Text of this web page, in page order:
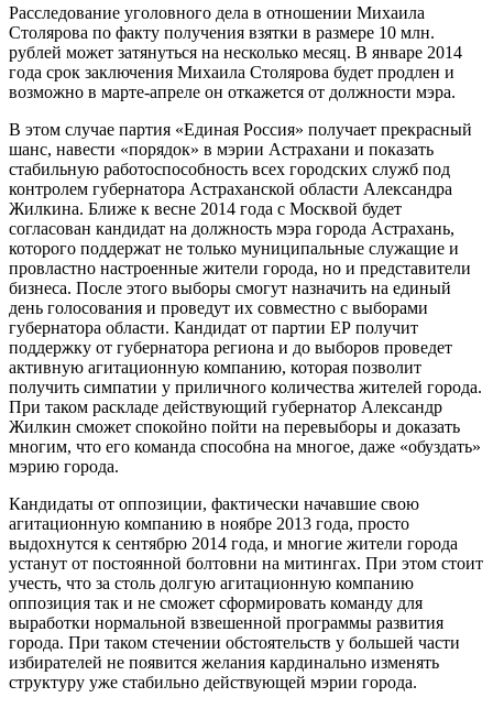
Расследование уголовного дела в отношении Михаила
Столярова по факту получения взятки в размере 10 млн.
рублей может затянуться на несколько месяц. В январе 2014
года срок заключения Михаила Столярова будет продлен и
возможно в марте-апреле он откажется от должности мэра.
В этом случае партия «Единая Россия» получает прекрасный
шанс, навести «порядок» в мэрии Астрахани и показать
стабильную работоспособность всех городских служб под
контролем губернатора Астраханской области Александра
Жилкина. Ближе к весне 2014 года с Москвой будет
согласован кандидат на должность мэра города Астрахань,
которого поддержат не только муниципальные служащие и
провластно настроенные жители города, но и представители
бизнеса. После этого выборы смогут назначить на единый
день голосования и проведут их совместно с выборами
губернатора области. Кандидат от партии ЕР получит
поддержку от губернатора региона и до выборов проведет
активную агитационную компанию, которая позволит
получить симпатии у приличного количества жителей города.
При таком раскладе действующий губернатор Александр
Жилкин сможет спокойно пойти на перевыборы и доказать
многим, что его команда способна на многое, даже «обуздать»
мэрию города.
Кандидаты от оппозиции, фактически начавшие свою
агитационную компанию в ноябре 2013 года, просто
выдохнутся к сентябрю 2014 года, и многие жители города
устанут от постоянной болтовни на митингах. При этом стоит
учесть, что за столь долгую агитационную компанию
оппозиция так и не сможет сформировать команду для
выработки нормальной взвешенной программы развития
города. При таком стечении обстоятельств у большей части
избирателей не появится желания кардинально изменять
структуру уже стабильно действующей мэрии города.